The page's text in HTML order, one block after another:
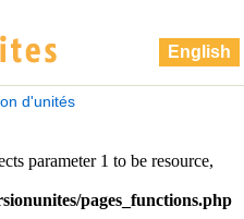
English
d'unités